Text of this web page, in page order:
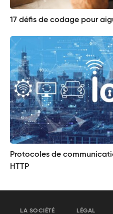
17 défis de codage pour
Protocoles de
HTTP
LA SOCIÉTÉ LÉGAL